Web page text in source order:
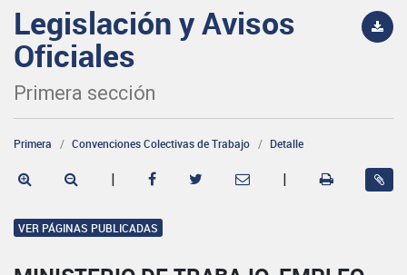
Legislación y Avisos
Oficiales
Primera sección
Primera Convenciones Colectivas de Trabajo Detalle
| |
VER PÁGINAS PUBLICADAS